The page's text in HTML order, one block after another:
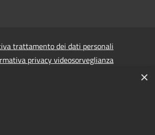
trattamento dei dati personali
privacy videosorveglianza
di accessibilità e segnalazioni
di illeciti
×